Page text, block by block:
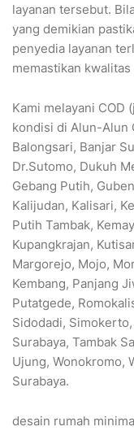
layanan tersebut.
yang demikian
penyedia layanan
memastikan kwalitas
Kami melayani COD
kondisi di Alun-Alun
Balongsari, Banjar
Dr.Sutomo, Dukuh
Gebang Putih,
Kalijudan, Kalisari,
Putih Tambak,
Kupangkrajan,
Margorejo, Mojo,
Kembang, Panjang
Putatgede,
Sidodadi,
Surabaya, Tambak
Ujung, Wonokromo,
Surabaya.
desain rumah